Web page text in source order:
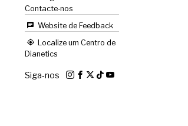
Contacte‑nos
Website de Feedback
Localize um Centro de
Dianetics
Siga‑nos